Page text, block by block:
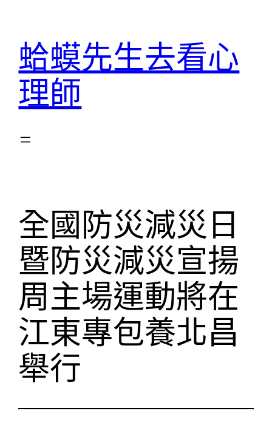
蛤蟆先生去看心
理師
全國防災減災日
暨防災減災宣揚
周主場運動將在
江東專包養北昌
舉行